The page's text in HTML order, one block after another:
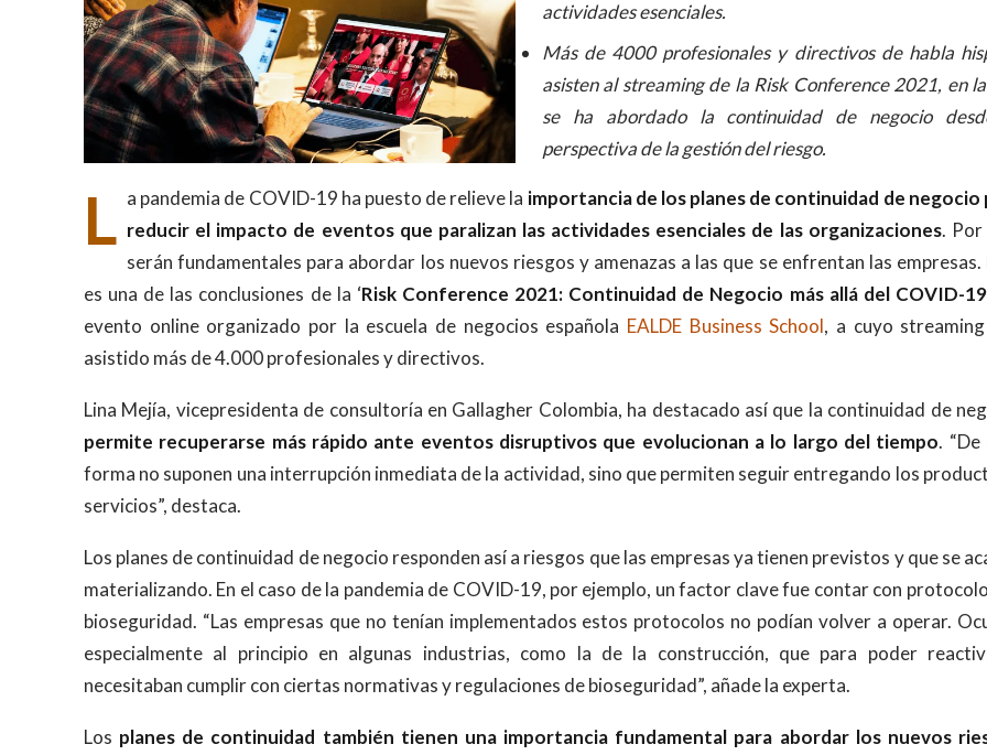
actividades esenciales.
Más de 4000 profesionales y directivos de habla
asisten al streaming de la Risk Conference 2021, en
se ha abordado la continuidad de negocio
perspectiva de la gestión del riesgo.
L a pandemia de COVID-19 ha puesto de relieve la importancia de los planes de continuidad de negocio
reducir el impacto de eventos que paralizan las actividades esenciales de las organizaciones. Por
serán fundamentales para abordar los nuevos riesgos y amenazas a las que se enfrentan las empresas.
es una de las conclusiones de la ‘Risk Conference 2021: Continuidad de Negocio más allá del COVID-
evento online organizado por la escuela de negocios española EALDE Business School, a cuyo
asistido más de 4.000 profesionales y directivos.
Lina Mejía, vicepresidenta de consultoría en Gallagher Colombia, ha destacado así que la continuidad de
permite recuperarse más rápido ante eventos disruptivos que evolucionan a lo largo del tiempo. “De
forma no suponen una interrupción inmediata de la actividad, sino que permiten seguir entregando los
servicios”, destaca.
Los planes de continuidad de negocio responden así a riesgos que las empresas ya tienen previstos y que se
materializando. En el caso de la pandemia de COVID-19, por ejemplo, un factor clave fue contar con
bioseguridad. “Las empresas que no tenían implementados estos protocolos no podían volver a operar.
especialmente al principio en algunas industrias, como la de la construcción, que para poder
necesitaban cumplir con ciertas normativas y regulaciones de bioseguridad”, añade la experta.
Los planes de continuidad también tienen una importancia fundamental para abordar los nuevos